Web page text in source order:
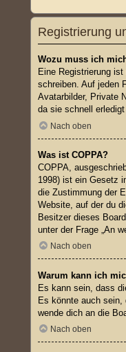
Registrierung
Wozu muss ich
Eine Registrierung
schreiben. Auf jeden
Avatarbilder, Private
da sie schnell
Nach oben
Was ist COPPA?
COPPA,
1998) ist ein Gesetz
die Zustimmung der
Website, auf der du
Besitzer dieses
unter der Frage „An
Nach oben
Warum kann ich
Es kann sein, dass
Es könnte auch sein,
wende dich an die
Nach oben